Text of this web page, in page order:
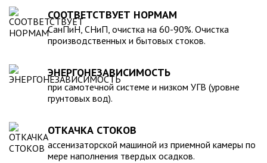
для машины. При подборе септика нужно рассчитать объем
стоков в зависимости от количества пользователей и
возможности залпового слива.
устойчивость к воздействию любых агрессивных веществ.
2. Возможность использования при больших перепадах
температуры, в том числе при очень низких в зимний
период. 3. Долговечность – срок эксплуатации исчисляется
устанавливается на подготовленном месте в течение
нескольких часов. 5. Простота обслуживания.В
ассортименте продукции, реализуемой нашей компанией –
пластиковые и стеклопластиковые изделия, изготовленные
в полном соответствии с Государственными стандартами,
санитарно-гигиеническими и другими нормативами.
СООТВЕТСТВУЕТ НОРМАМ
СанПиН, СНиП, очистка на 60-90%. Очистка
производственных и бытовых стоков.
ЭНЕРГОНЕЗАВИСИМОСТЬ
при самотечной системе и низком УГВ (уровне
грунтовых вод).
ОТКАЧКА СТОКОВ
ассенизаторской машиной из приемной камеры по
мере наполнения твердых осадков.